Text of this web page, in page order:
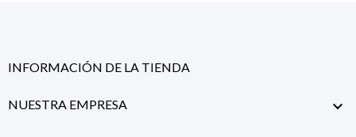
INFORMACIÓN DE LA TIENDA
NUESTRA EMPRESA 